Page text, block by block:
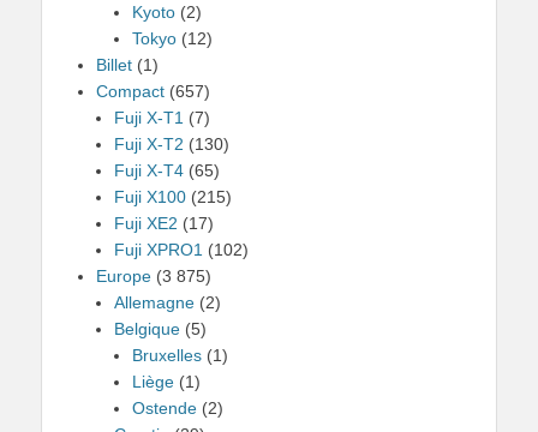
Kyoto (2)
Tokyo (12)
Billet (1)
Compact (657)
Fuji X-T1 (7)
Fuji X-T2 (130)
Fuji X-T4 (65)
Fuji X100 (215)
Fuji XE2 (17)
Fuji XPRO1 (102)
Europe (3 875)
Allemagne (2)
Belgique (5)
Bruxelles (1)
Liège (1)
Ostende (2)